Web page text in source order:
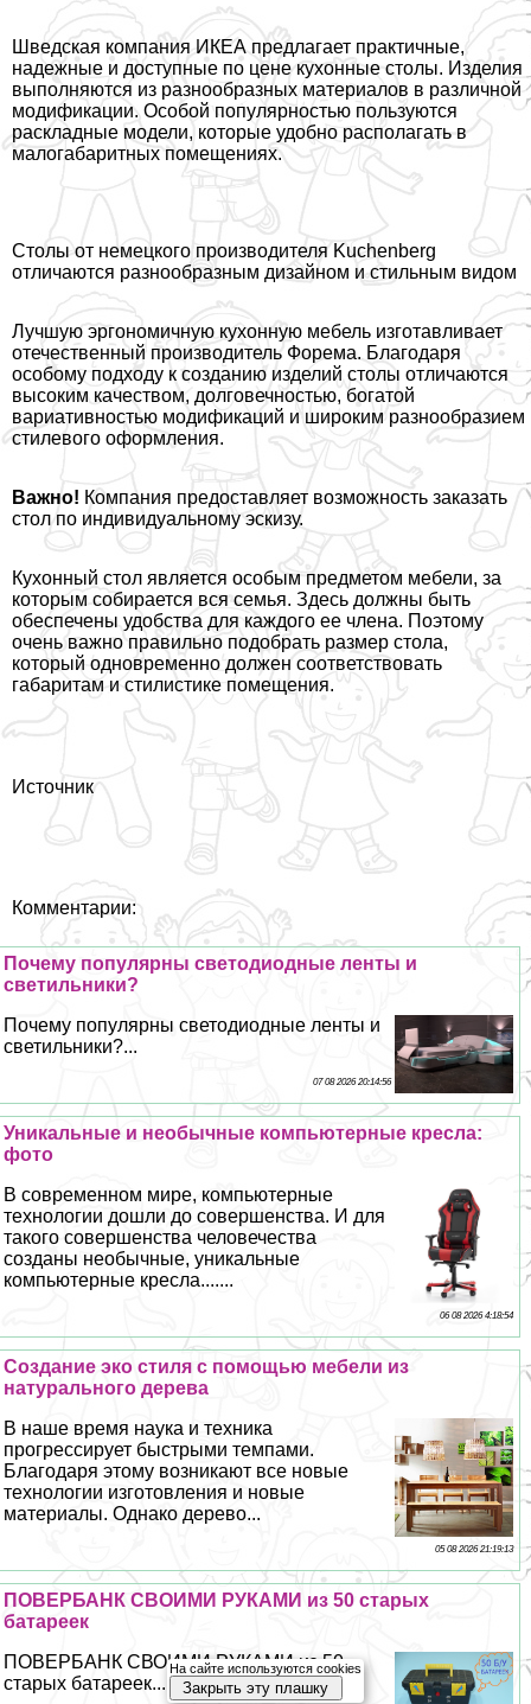
Шведская компания ИКЕА предлагает пpaктичные,
надежные и доступные по цене кухонные столы. Изделия
выполняются из разнообразных материалов в различной
модификации. Особой популярностью пользуются
раскладные модели, которые удобно располагать в
малогабаритных помещениях.
Столы от немецкого производителя Kuchenberg
отличаются разнообразным дизайном и стильным видом
Лучшую эргономичную кухонную мебель изготавливает
отечественный производитель Форема. Благодаря
особому подходу к созданию изделий столы отличаются
высоким качеством, долговечностью, богатой
вариативностью модификаций и широким разнообразием
стилевого оформления.
Важно! Компания предоставляет возможность заказать
стол по индивидуальному эскизу.
Кухонный стол является особым предметом мебели, за
которым собирается вся семья. Здесь должны быть
обеспечены удобства для каждого ее члeна. Поэтому
очень важно правильно подобрать размер стола,
который одновременно должен соответствовать
габаритам и стилистике помещения.
Источник
Комментарии:
Почему популярны светодиодные ленты и
светильники?
Почему популярны светодиодные ленты и
светильники?...
07 08 2026 20:14:56
Уникальные и необычные компьютерные кресла:
фото
В современном мире, компьютерные
технологии дошли до совершенства. И для
такого совершенства человечества
созданы необычные, уникальные
компьютерные кресла.......
06 08 2026 4:18:54
Создание эко стиля с помощью мебели из
натурального дерева
В наше время наука и техника
прогрессирует быстрыми темпами.
Благодаря этому возникают все новые
технологии изготовления и новые
материалы. Однако дерево...
05 08 2026 21:19:13
ПОВЕРБАНК СВОИМИ РУКАМИ из 50 старых
батареек
ПОВЕРБАНК СВОИМИ РУКАМИ из 50
старых батареек...
На сайте используются cookies
Закрыть эту плашку